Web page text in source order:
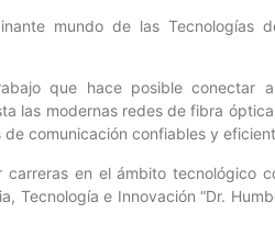
mundo de las Tecnologías
que hace posible conectar
las modernas redes de fibra
comunicación confiables y
en el ámbito tecnológico
Tecnología e Innovación “Dr.